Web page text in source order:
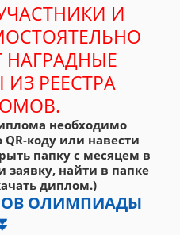
И
РЕЕСТРА
необходимо
коду или навести
папку с месяцем в
найти в папке
диплом.)
ОЛИМПИАДЫ